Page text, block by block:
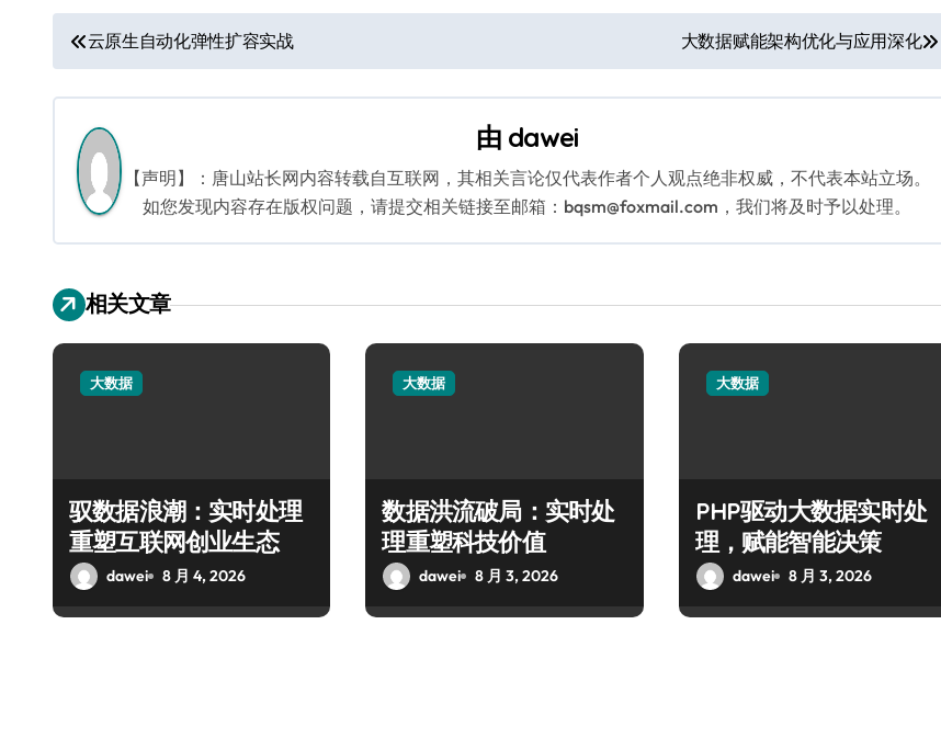
文
章
导
航
云原生自动化弹性扩容实战 大数据赋能架构优化与应用深化
由 dawei
【声明】：唐山站长网内容转载自互联网，其相关言论仅代表作者个人观点绝非权威，不代表本站立场。
如您发现内容存在版权问题，请提交相关链接至邮箱：bqsm@foxmail.com，我们将及时予以处理。
相关文章
大数据
驭数据浪潮：实时处理
重塑互联网创业生态
dawei 8 月 4, 2026
大数据
数据洪流破局：实时处
理重塑科技价值
dawei 8 月 3, 2026
大数据
PHP驱动大数据实时处
理，赋能智能决策
dawei 8 月 3, 2026